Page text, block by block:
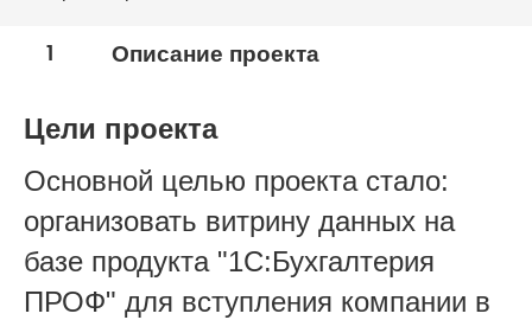
1 Описание проекта
Цели проекта
Основной целью проекта стало:
организовать витрину данных на
базе продукта "1С:Бухгалтерия
ПРОФ" для вступления компании в